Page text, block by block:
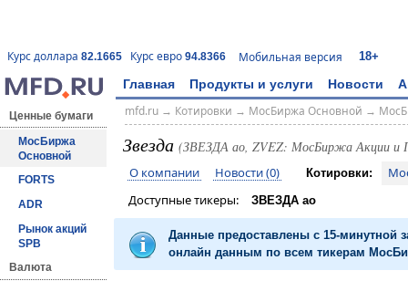
Курс доллара 82.1665 Курс евро 94.8366 Мобильная версия 18+
Главная Продукты и услуги Новости
Ценные бумаги
МосБиржа
Основной
FORTS
ADR
Рынок акций
SPB
Валюта
mfd.ru→ Котировки → МосБиржа Основной →
Звезда (ЗВЕЗДА ао, ZVEZ: МосБиржа Акции
О компании Новости (0) Котировки:
Доступные тикеры:
ЗВЕЗДА ао
Данные предоставлены с 15-минутной
онлайн данным по всем тикерам